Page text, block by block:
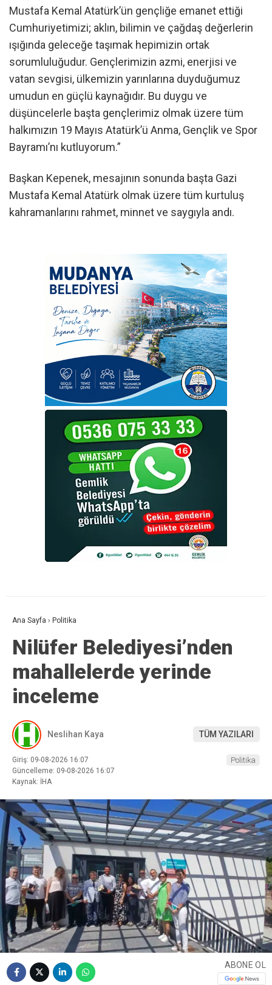
Mustafa Kemal Atatürk’ün gençliğe emanet ettiği
Cumhuriyetimizi; aklın, bilimin ve çağdaş değerlerin
ışığında geleceğe taşımak hepimizin ortak
sorumluluğudur. Gençlerimizin azmi, enerjisi ve
vatan sevgisi, ülkemizin yarınlarına duyduğumuz
umudun en güçlü kaynağıdır. Bu duygu ve
düşüncelerle başta gençlerimiz olmak üzere tüm
halkımızın 19 Mayıs Atatürk’ü Anma, Gençlik ve Spor
Bayramı’nı kutluyorum.”
Başkan Kepenek, mesajının sonunda başta Gazi
Mustafa Kemal Atatürk olmak üzere tüm kurtuluş
kahramanlarını rahmet, minnet ve saygıyla andı.
Ana Sayfa › Politika
Nilüfer Belediyesi’nden
mahallelerde yerinde
inceleme
Neslihan Kaya TÜM YAZILARI
Giriş: 09-08-2026 16:07
Güncelleme: 09-08-2026 16:07
Kaynak: İHA
Politika
ABONE OL